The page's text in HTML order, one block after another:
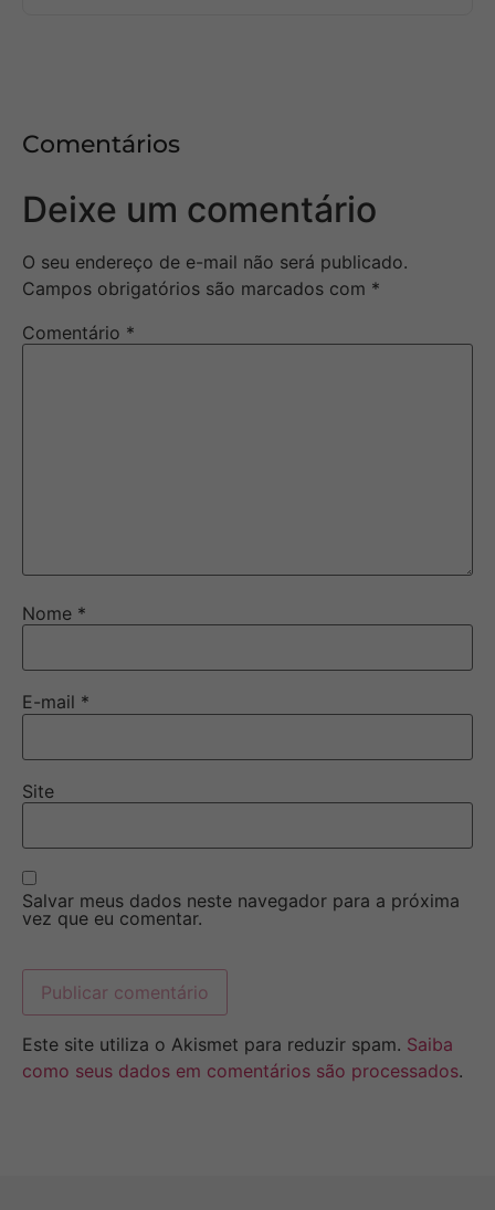
Comentários
Deixe um comentário
O seu endereço de e-mail não será publicado.
Campos obrigatórios são marcados com *
Comentário *
Nome *
E-mail *
Site
Salvar meus dados neste navegador para a próxima
vez que eu comentar.
Este site utiliza o Akismet para reduzir spam. Saiba
como seus dados em comentários são processados.